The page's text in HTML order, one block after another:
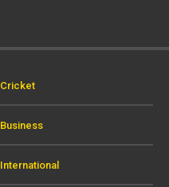
Cricket
Business
International